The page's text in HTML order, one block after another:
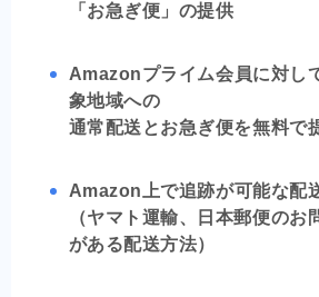
「お急ぎ便」の提供
Amazonプライム会員に対し
象地域への
通常配送とお急ぎ便を無料で
Amazon上で追跡が可能な配
（ヤマト運輸、日本郵便のお
がある配送方法）